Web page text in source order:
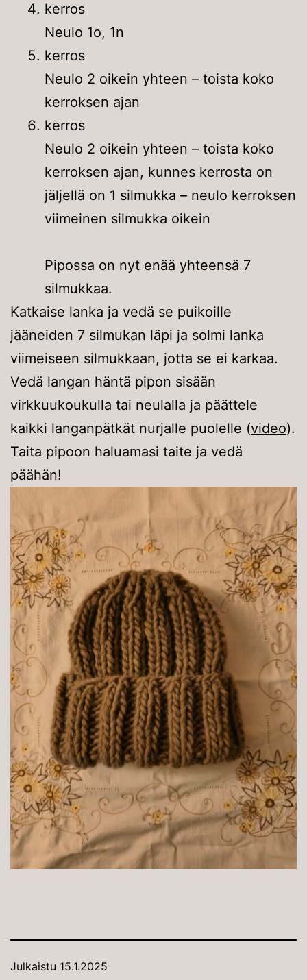
kerros
Neulo 1o, 1n
kerros
Neulo 2 oikein yhteen – toista koko
kerroksen ajan
kerros
Neulo 2 oikein yhteen – toista koko
kerroksen ajan, kunnes kerrosta on
jäljellä on 1 silmukka – neulo kerroksen
viimeinen silmukka oikein
Pipossa on nyt enää yhteensä 7
silmukkaa.
Katkaise lanka ja vedä se puikoille
jääneiden 7 silmukan läpi ja solmi lanka
viimeiseen silmukkaan, jotta se ei karkaa.
Vedä langan häntä pipon sisään
virkkuukoukulla tai neulalla ja päättele
kaikki langanpätkät nurjalle puolelle (video).
Taita pipoon haluamasi taite ja vedä
päähän!
Julkaistu 15.1.2025